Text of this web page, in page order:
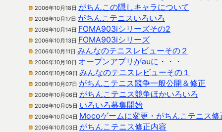
2006年10月18日 がちんこの隠しキャラについて
2006年10月17日 がちんこテニスいろいろ
2006年10月14日 FOMA903iシリーズその2
2006年10月13日 FOMA903iシリーズ
2006年10月11日 みんなのテニスレビューその２
2006年10月10日 オープンアプリがauに・・・
2006年10月09日 みんなのテニスレビューその１
2006年10月07日 がちんこテニス競争一般公開＆修正
2006年10月06日 がちんこテニス競争ほかいろいろ
2006年10月05日 いろいろ募集開始
2006年10月04日 Mocoゲームに変更・がちんこテニス修
2006年10月03日 がちんこテニス修正内容